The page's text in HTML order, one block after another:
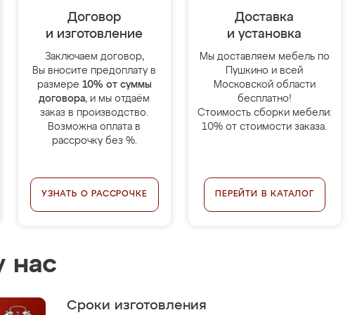
Договор
и изготовление
Заключаем договор,
Вы вносите предоплату в
размере 10% от суммы
договора, и мы отдаём
заказ в производство.
Возможна оплата в
рассрочку без %.
УЗНАТЬ О РАССРОЧКЕ
Доставка
и установка
Мы доставляем мебель по
Пушкино и всей
Московской области
бесплатно!
Стоимость сборки мебели:
10% от стоимости заказа.
ПЕРЕЙТИ В КАТАЛОГ
нас
Сроки изготовления